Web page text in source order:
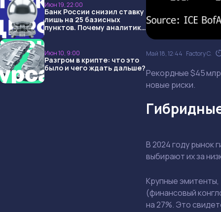
Июн 19, 22:00
Банк России снизил ставку
лишь на 25 базисных
пунктов. Почему аналитики
Июн 10, 9:00
Разгром в крипте: что это
было и чего ждать дальше?
Май 18, 12:44 Factory C.
Рекордные $45
новые риски.
В 2024 году рынок
выбирают их за
Крупные эмитенты,
(финансовый
на 27%. Это